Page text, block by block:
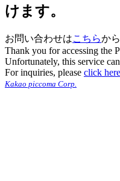
けます。
お問い合わせはこちらか
Thank you for accessing the
Unfortunately, this service
For inquiries, please click
Kakao piccoma Corp.